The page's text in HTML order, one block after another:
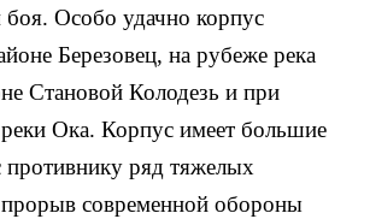
боя. Особо удачно корпус
Березовец, на рубеже река
Становой Колодезь и при
Ока. Корпус имеет большие
противнику ряд тяжелых
современной обороны